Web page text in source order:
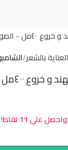
العناية بالشعر
خروع ٤٠٠مل
واحصل علي 11 نقاط!